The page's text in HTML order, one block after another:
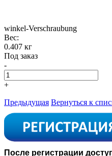
winkel-Verschraubung
Вес:
0.407 кг
Под заказ
-
+
Предыдущая Вернуться к
После регистрации